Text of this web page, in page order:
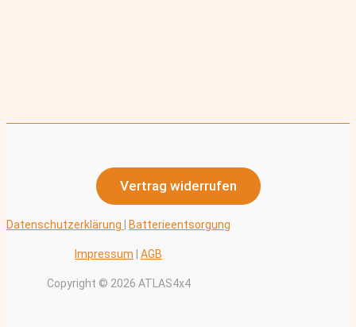
Vertrag widerrufen
Datenschutzerklärung Batterieentsorgung
Impressum AGB
Copyright © 2026 ATLAS4x4